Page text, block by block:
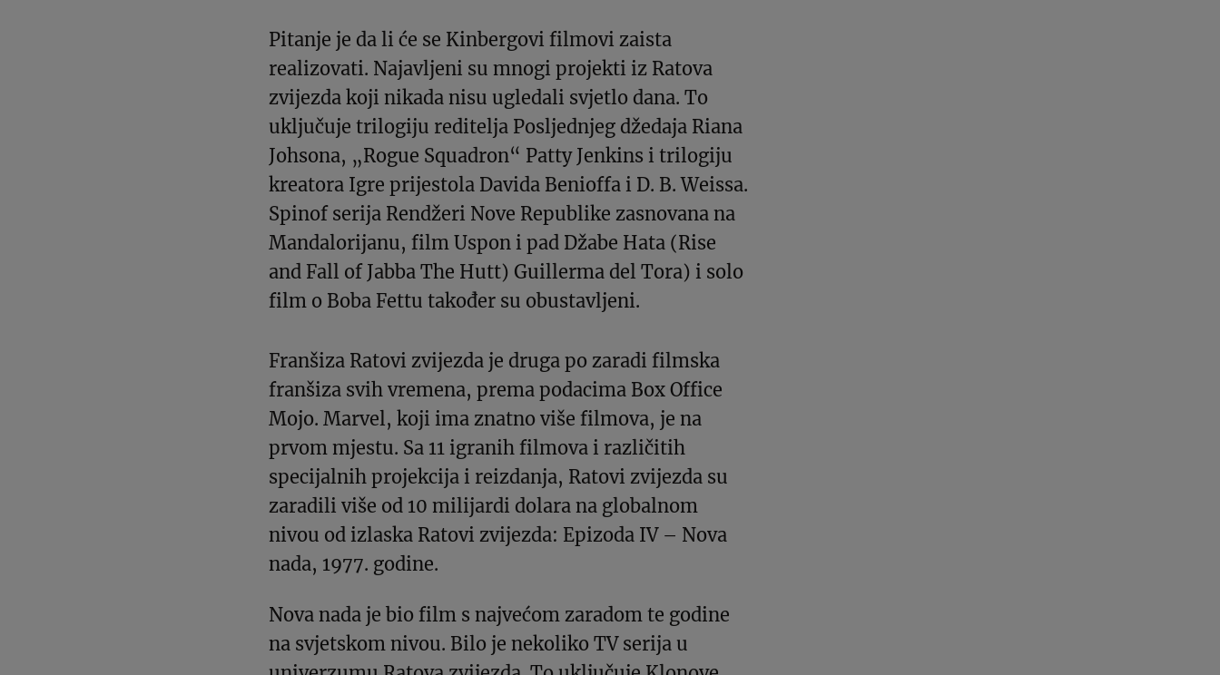
Pitanje je da li će se Kinbergovi filmovi zaista
realizovati. Najavljeni su mnogi projekti iz Ratova
zvijezda koji nikada nisu ugledali svjetlo dana. To
uključuje trilogiju reditelja Posljednjeg džedaja Riana
Johsona, „Rogue Squadron“ Patty Jenkins i trilogiju
kreatora Igre prijestola Davida Benioffa i D. B. Weissa.
Spinof serija Rendžeri Nove Republike zasnovana na
Mandalorijanu, film Uspon i pad Džabe Hata (Rise
and Fall of Jabba The Hutt) Guillerma del Tora) i solo
film o Boba Fettu također su obustavljeni.
Franšiza Ratovi zvijezda je druga po zaradi filmska
franšiza svih vremena, prema podacima Box Office
Mojo. Marvel, koji ima znatno više filmova, je na
prvom mjestu. Sa 11 igranih filmova i različitih
specijalnih projekcija i reizdanja, Ratovi zvijezda su
zaradili više od 10 milijardi dolara na globalnom
nivou od izlaska Ratovi zvijezda: Epizoda IV – Nova
nada, 1977. godine.
Nova nada je bio film s najvećom zaradom te godine
na svjetskom nivou. Bilo je nekoliko TV serija u